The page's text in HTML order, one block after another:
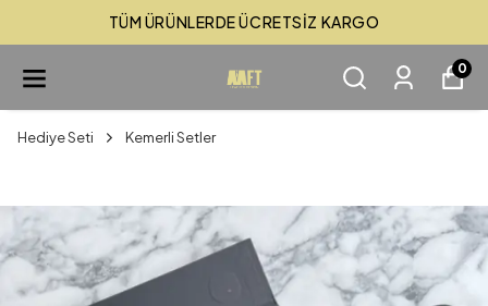
TÜM ÜRÜNLERDE ÜCRETSİZ KARGO
0
Hediye Seti Kemerli Setler